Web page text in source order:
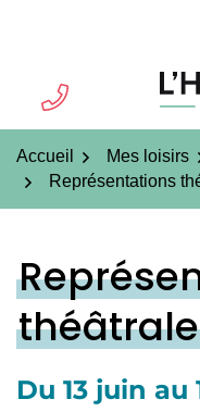
TÉL.
Accueil Mes loisirs
Représentations
Du 13 juin au